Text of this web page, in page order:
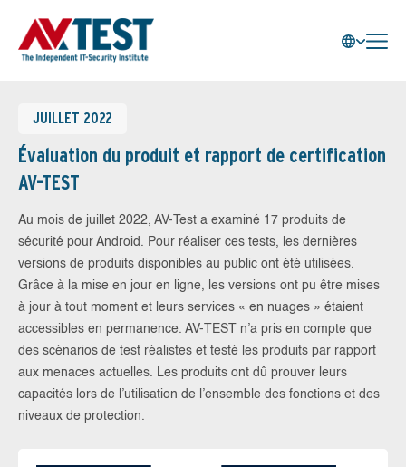
JUILLET 2022
Évaluation du produit et rapport de certification
AV-TEST
Au mois de juillet 2022, AV-Test a examiné 17 produits de
sécurité pour Android. Pour réaliser ces tests, les dernières
versions de produits disponibles au public ont été utilisées.
Grâce à la mise en jour en ligne, les versions ont pu être mises
à jour à tout moment et leurs services « en nuages » étaient
accessibles en permanence. AV-TEST n’a pris en compte que
des scénarios de test réalistes et testé les produits par rapport
aux menaces actuelles. Les produits ont dû prouver leurs
capacités lors de l’utilisation de l’ensemble des fonctions et des
niveaux de protection.